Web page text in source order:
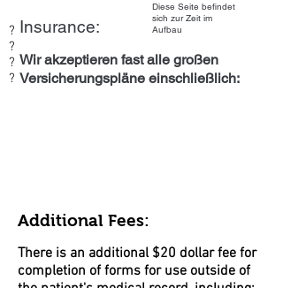
Insurance:
Wir akzeptieren fast alle großen
Versicherungspläne einschließlich:
?
?
?
?
Additional Fees:
There is an additional $20 dollar fee for
completion of forms for use outside of
Diese Seite befindet
sich zur Zeit im
Aufbau